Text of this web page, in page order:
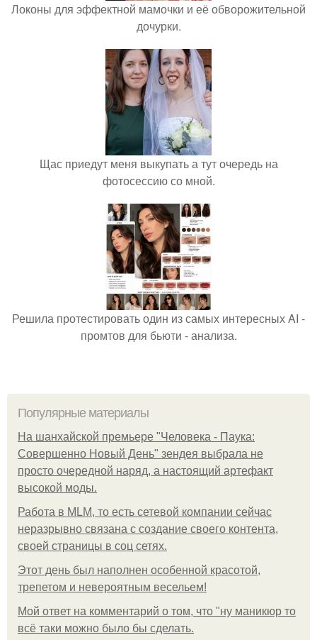
Локоны для эффектной мамочки и её обворожительной
дочурки.
Щас приедут меня выкупать а тут очередь на
фотосессию со мной.
Решила протестировать один из самых интересных AI -
промтов для бьюти - анализа.
Популярные материалы
На шанхайской премьере "Человека - Паука:
Совершенно Новый День" зендея выбрала не
просто очередной наряд, а настоящий артефакт
высокой моды.
Работа в MLM, то есть сетевой компании сейчас
неразрывно связана с создание своего контента,
своей страницы в соц сетях.
Этот день был наполнен особенной красотой,
трепетом и невероятным весельем!
Мой ответ на комментарий о том, что "ну маникюр то
всё таки можно было бы сделать.